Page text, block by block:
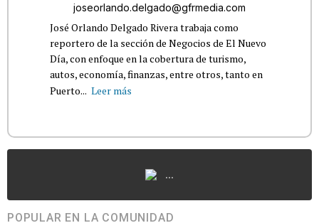
joseorlando.delgado@gfrmedia.com
José Orlando Delgado Rivera trabaja como
reportero de la sección de Negocios de El Nuevo
Día, con enfoque en la cobertura de turismo,
autos, economía, finanzas, entre otros, tanto en
Puerto... Leer más
...
POPULAR EN LA COMUNIDAD